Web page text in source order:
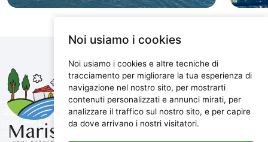
Noi usiamo i cookies
Noi usiamo i cookies e altre tecniche di
tracciamento per migliorare la tua esperienza di
navigazione nel nostro sito, per mostrarti
contenuti personalizzati e annunci mirati, per
analizzare il traffico sul nostro sito, e per capire
da dove arrivano i nostri visitatori.
Maris d.o.o.
Marijanijeva 11, 52100 Pula, Croatia
info@maris.hr
+385 52 501 333